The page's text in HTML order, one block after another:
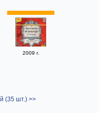
2009 г.
(35 шт.) >>